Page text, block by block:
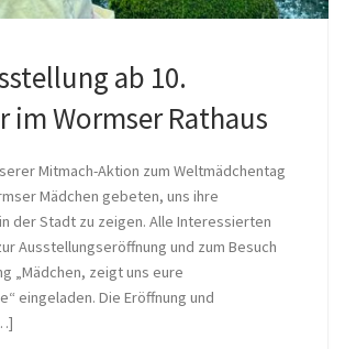
ab 10.
im Wormser Rathaus
Mitmach-Aktion zum Weltmädchentag
Mädchen gebeten, uns ihre
der Stadt zu zeigen. Alle Interessierten
Ausstellungseröffnung und zum Besuch
„Mädchen, zeigt uns eure
eingeladen. Die Eröffnung und